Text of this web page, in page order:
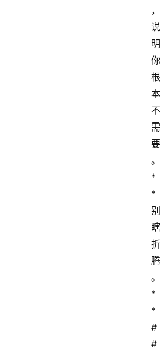
，
说
明
你
根
本
不
需
要
。
*
*
别
瞎
折
腾
。
*
*
#
#